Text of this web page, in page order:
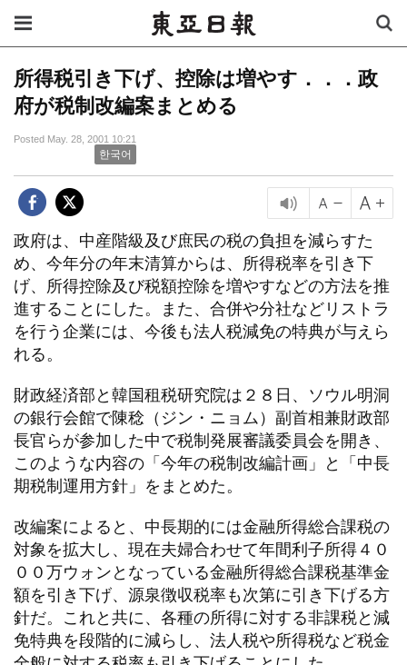
所得税引き下げ、控除は増やす．．．政
府が税制改編案まとめる
Posted May. 28, 2001 10:21
한국어
政府は、中産階級及び庶民の税の負担を減らすた
め、今年分の年末清算からは、所得税率を引き下
げ、所得控除及び税額控除を増やすなどの方法を推
進することにした。また、合併や分社などリストラ
を行う企業には、今後も法人税減免の特典が与えら
れる。
財政経済部と韓国租税研究院は２８日、ソウル明洞
の銀行会館で陳稔（ジン・ニョム）副首相兼財政部
長官らが参加した中で税制発展審議委員会を開き、
このような内容の「今年の税制改編計画」と「中長
期税制運用方針」をまとめた。
改編案によると、中長期的には金融所得総合課税の
対象を拡大し、現在夫婦合わせて年間利子所得４０
００万ウォンとなっている金融所得総合課税基準金
額を引き下げ、源泉徴収税率も次第に引き下げる方
針だ。これと共に、各種の所得に対する非課税と減
免特典を段階的に減らし、法人税や所得税など税金